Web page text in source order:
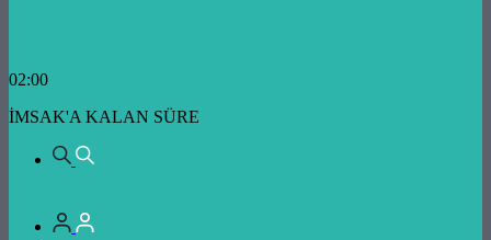
02:00
İMSAK'A KALAN SÜRE